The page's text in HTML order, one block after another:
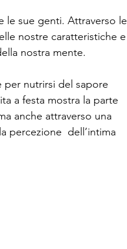
le sue genti. Attraverso le
nostre caratteristiche e
nostra mente.
per nutrirsi del sapore
a festa mostra la parte
anche attraverso una
percezione  dell’intima